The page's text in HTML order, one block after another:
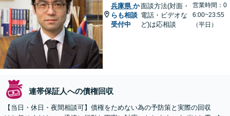
兵庫県 か
らも相談
受付中
面談方法(対面・
電話・ビデオな
ど)は応相談
営業時間：0
6:00~23:55
（平日）
連帯保証人への債権回収
【当日・休日・夜間相談可】債権をためない為の予防策と実際の回収